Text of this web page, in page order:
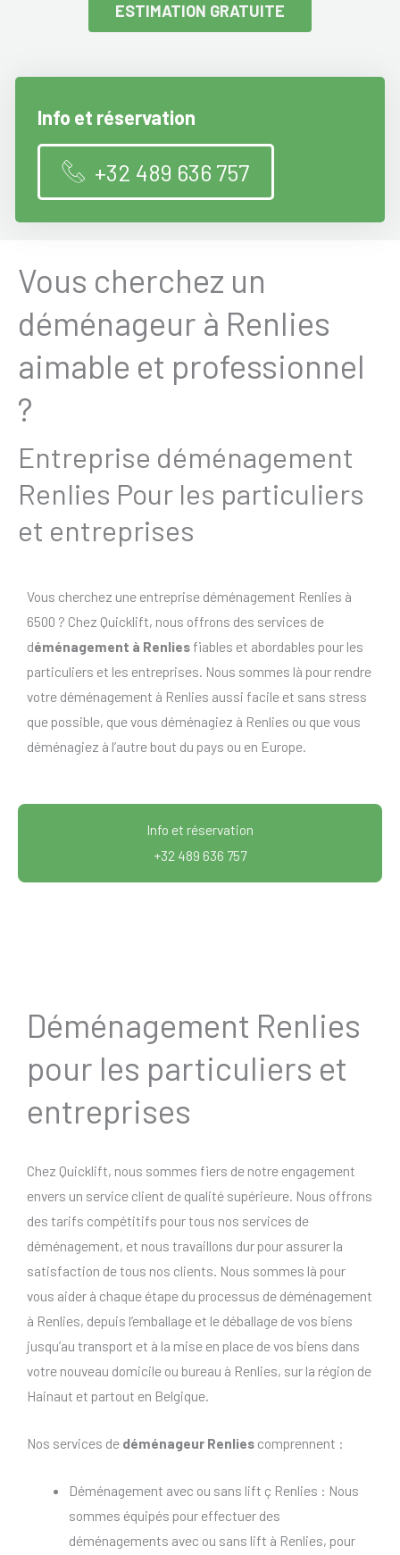
ESTIMATION GRATUITE
Info et réservation
+32 489 636 757
Vous cherchez un
déménageur à Renlies
aimable et professionnel
?
Entreprise déménagement
Renlies Pour les particuliers
et entreprises
Vous cherchez une entreprise déménagement Renlies à
6500 ? Chez Quicklift, nous offrons des services de
déménagement à Renlies fiables et abordables pour les
particuliers et les entreprises. Nous sommes là pour rendre
votre déménagement à Renlies aussi facile et sans stress
que possible, que vous déménagiez à Renlies ou que vous
déménagiez à l’autre bout du pays ou en Europe.
Info et réservation
+32 489 636 757
Déménagement Renlies
pour les particuliers et
entreprises
Chez Quicklift, nous sommes fiers de notre engagement
envers un service client de qualité supérieure. Nous offrons
des tarifs compétitifs pour tous nos services de
déménagement, et nous travaillons dur pour assurer la
satisfaction de tous nos clients. Nous sommes là pour
vous aider à chaque étape du processus de déménagement
à Renlies, depuis l’emballage et le déballage de vos biens
jusqu’au transport et à la mise en place de vos biens dans
votre nouveau domicile ou bureau à Renlies, sur la région de
Hainaut et partout en Belgique.
Nos services de déménageur Renlies comprennent :
Déménagement avec ou sans lift ç Renlies : Nous
sommes équipés pour effectuer des
déménagements avec ou sans lift à Renlies, pour